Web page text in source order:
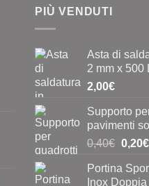
PIÙ VENDUTI
Asta di
2 mm x 500
2,00€
Supporto
pavimenti
0,40€ Il
0,20€Il
Portina
Inox